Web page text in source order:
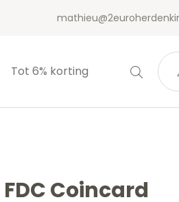
Tot 6% korting
Coincard